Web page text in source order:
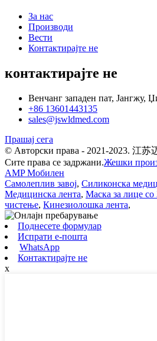
За нас
Производи
Вести
Контактирајте не
контактирајте не
Венчанг западен пат, Јангжу,
+86 13601443135
sales@jswldmed.com
Прашај сега
© Авторски права - 2021-2023. 江
Сите права се задржани.Жешки
AMP Мобилен
Самолеплив завој, Силиконска
Медицинска лента, Маска за лице со
чистење, Кинезиолошка лента,
Поднесете формулар
Испрати е-пошта
WhatsApp
Контактирајте не
x